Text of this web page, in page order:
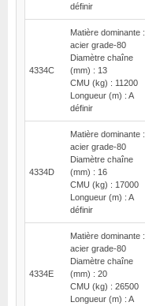
définir
4334C
Matière dominante :
acier grade-80
Diamètre chaîne
(mm) : 13
CMU (kg) : 11200
Longueur (m) : A
définir
4334D
Matière dominante :
acier grade-80
Diamètre chaîne
(mm) : 16
CMU (kg) : 17000
Longueur (m) : A
définir
4334E
Matière dominante :
acier grade-80
Diamètre chaîne
(mm) : 20
CMU (kg) : 26500
Longueur (m) : A